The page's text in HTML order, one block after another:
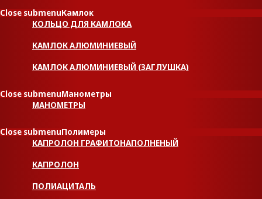
Close submenuКамлок
КОЛЬЦО ДЛЯ КАМЛОКА
КАМЛОК АЛЮМИНИЕВЫЙ
КАМЛОК АЛЮМИНИЕВЫЙ (ЗАГЛУШКА)
Close submenuМанометры
МАНОМЕТРЫ
Close submenuПолимеры
КАПРОЛОН ГРАФИТОНАПОЛНЕНЫЙ
КАПРОЛОН
ПОЛИАЦИТАЛЬ